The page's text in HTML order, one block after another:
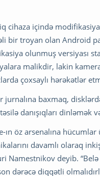
cihaza içində
bir troyan olan Android
olunmuş versiyası
malikdir, lakin
çoxsaylı hərəkətlər
jurnalına baxmaq,
danışıqları dinləmək
ın öz arsenalına
davamlı olaraq
Namestnikov deyib.
dərəcə diqqətli